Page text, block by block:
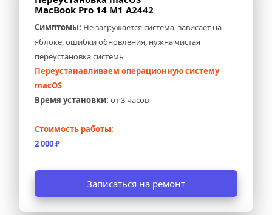
MacBook Pro 14 M1 A2442
Симптомы: Не загружается система, зависает на
яблоке, ошибки обновления, нужна чистая
переустановка системы
Переустанавливаем операционную систему
macOS
Время установки: от 3 часов
Стоимость работы:
2 000 ₽
Записаться на ремонт